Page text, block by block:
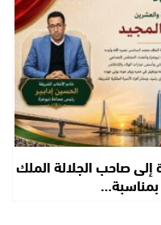
صاحب الجلالة الملك